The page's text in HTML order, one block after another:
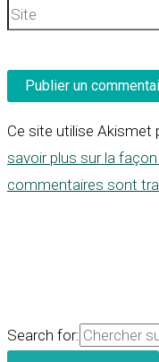
Site
Ce site utilise Akismet
savoir plus sur la
commentaires sont
Search for: